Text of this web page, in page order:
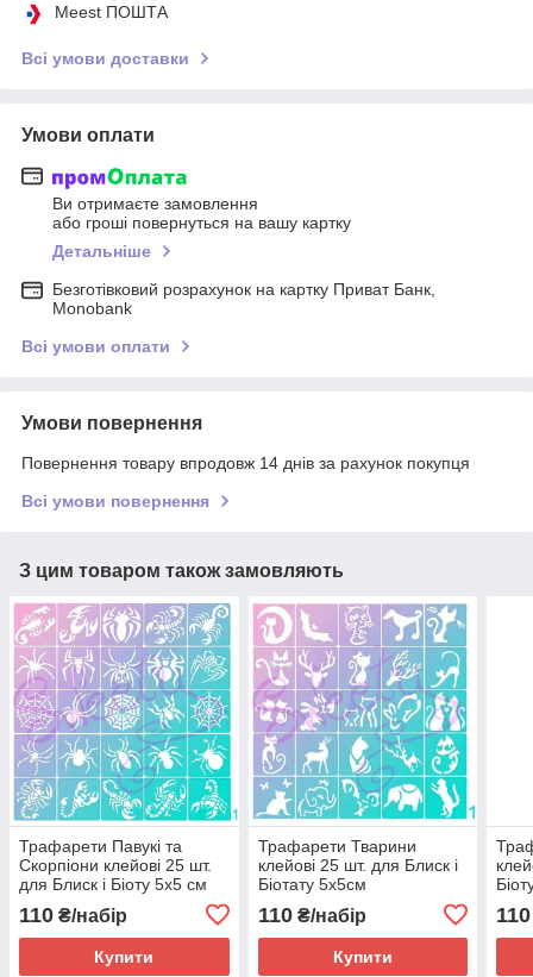
Meest ПОШТА
Всі умови доставки
Умови оплати
Ви отримаєте замовлення
або гроші повернуться на вашу картку
Детальніше
Безготівковий розрахунок на картку Приват Банк,
Monobank
Всі умови оплати
Умови повернення
Повернення товару впродовж 14 днів за рахунок покупця
Всі умови повернення
З цим товаром також замовляють
Трафарети Павукі та
Скорпіони клейові 25 шт.
для Блиск і Біоту 5х5 см
110 ₴/набір
Купити
Трафарети Тварини
клейові 25 шт. для Блиск і
Біотату 5х5см
110₴/набір
Купити
110